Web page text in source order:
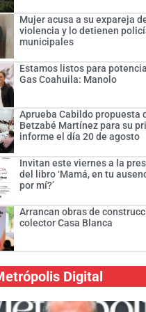
Mujer acusa a su expareja
violencia y lo detienen
municipales
Estamos listos para
Gas Coahuila: Manolo
Aprueba Cabildo propuesta
Betzabé Martínez para su
informe el día 20 de agosto
Invitan este viernes a la
del libro ‘Mamá, en tu
por mí?’
Arrancan obras de
colector Casa Blanca
Digital